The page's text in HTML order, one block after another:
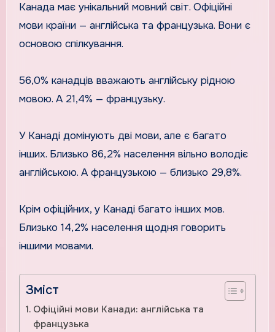
Канада має унікальний мовний світ. Офіційні
мови країни — англійська та французька. Вони є
основою спілкування.
56,0% канадців вважають англійську рідною
мовою. А 21,4% — французьку.
У Канаді домінують дві мови, але є багато
інших. Близько 86,2% населення вільно володіє
англійською. А французькою — близько 29,8%.
Крім офіційних, у Канаді багато інших мов.
Близько 14,2% населення щодня говорить
іншими мовами.
Зміст
Офіційні мови Канади: англійська та
французька